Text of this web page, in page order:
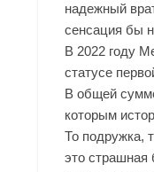
надежный
сенсация бы
В 2022 году
статусе
В общей
которым
То подружка,
это страшная